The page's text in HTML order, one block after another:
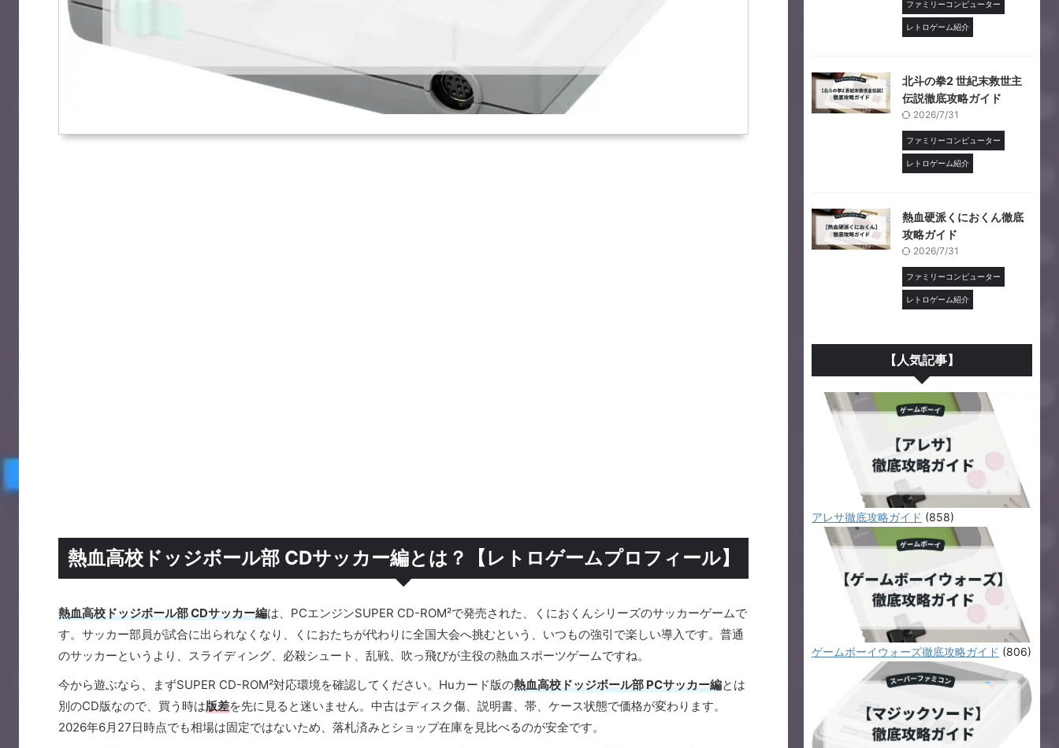
熱血高校ドッジボール部 CDサッカー編とは？【レトロゲームプロフィール】
熱血高校ドッジボール部 CDサッカー編は、PCエンジンSUPER CD-ROM²で発売された、くにおくんシリーズのサッカーゲームで
す。サッカー部員が試合に出られなくなり、くにおたちが代わりに全国大会へ挑むという、いつもの強引で楽しい導入です。普通
のサッカーというより、スライディング、必殺シュート、乱戦、吹っ飛びが主役の熱血スポーツゲームですね。
今から遊ぶなら、まずSUPER CD-ROM²対応環境を確認してください。Huカード版の熱血高校ドッジボール部 PCサッカー編とは
別のCD版なので、買う時は版差を先に見ると迷いません。中古はディスク傷、説明書、帯、ケース状態で価格が変わります。
2026年6月27日時点でも相場は固定ではないため、落札済みとショップ在庫を見比べるのが安全です。
ファミリーコンピューター
レトロゲーム紹介
北斗の拳2 世紀末救世主
伝説徹底攻略ガイド
2026/7/31
ファミリーコンピューター
レトロゲーム紹介
熱血硬派くにおくん徹底
攻略ガイド
2026/7/31
ファミリーコンピューター
レトロゲーム紹介
【人気記事】
アレサ徹底攻略ガイド (858)
ゲームボーイウォーズ徹底攻略ガイド (806)